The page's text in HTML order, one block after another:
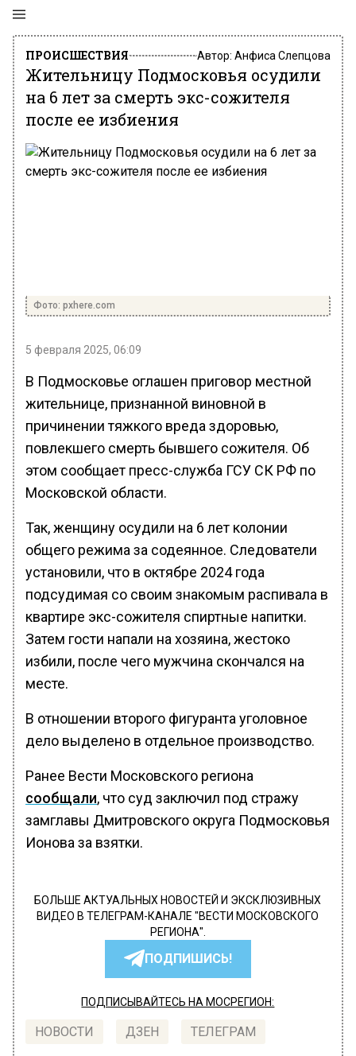
ПРОИСШЕСТВИЯ Автор: Анфиса Слепцова
Жительницу Подмосковья осудили
на 6 лет за смерть экс-сожителя
после ее избиения
Фото: pxhere.com
5 февраля 2025, 06:09
В Подмосковье оглашен приговор местной
жительнице, признанной виновной в
причинении тяжкого вреда здоровью,
повлекшего смерть бывшего сожителя. Об
этом сообщает пресс-служба ГСУ СК РФ по
Московской области.
Так, женщину осудили на 6 лет колонии
общего режима за содеянное. Следователи
установили, что в октябре 2024 года
подсудимая со своим знакомым распивала в
квартире экс-сожителя спиртные напитки.
Затем гости напали на хозяина, жестоко
избили, после чего мужчина скончался на
месте.
В отношении второго фигуранта уголовное
дело выделено в отдельное производство.
Ранее Вести Московского региона
сообщали, что суд заключил под стражу
замглавы Дмитровского округа Подмосковья
Ионова за взятки.
БОЛЬШЕ АКТУАЛЬНЫХ НОВОСТЕЙ И ЭКСКЛЮЗИВНЫХ
ВИДЕО В ТЕЛЕГРАМ-КАНАЛЕ "ВЕСТИ МОСКОВСКОГО
РЕГИОНА".
ПОДПИШИСЬ!
ПОДПИСЫВАЙТЕСЬ НА МОСРЕГИОН:
НОВОСТИ ДЗЕН ТЕЛЕГРАМ